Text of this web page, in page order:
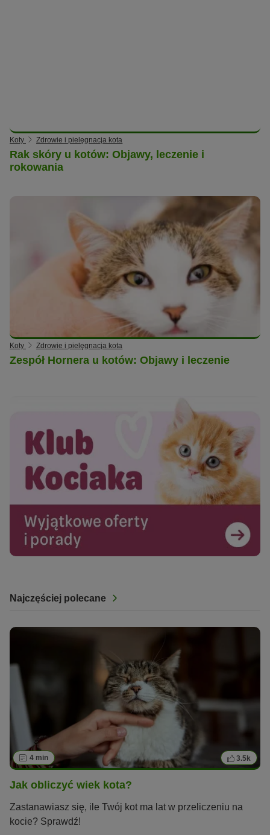
Koty Zdrowie i pielęgnacja kota
Rak skóry u kotów: Objawy, leczenie i
rokowania
Koty Zdrowie i pielęgnacja kota
Zespół Hornera u kotów: Objawy i leczenie
Najczęściej polecane
4 min 3.5k
Jak obliczyć wiek kota?
Zastanawiasz się, ile Twój kot ma lat w przeliczeniu na
kocie? Sprawdź!